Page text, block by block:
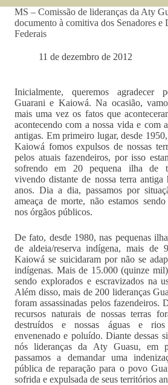
MS – Comissão de lideranças da Aty
documento à comitiva dos Senadores e
Federais
11 de dezembro de 2012
Inicialmente, queremos agradecer
Guarani e Kaiowá. Na ocasião,
mais uma vez os fatos que
acontecendo com a nossa vida e com
antigas. Em primeiro lugar, desde
Kaiowá fomos expulsos de nossas
pelos atuais fazendeiros, por isso
sofrendo em 20 pequena ilha de
vivendo distante de nossa terra
anos. Dia a dia, passamos por
ameaça de morte, não estamos
nos órgãos públicos.
De fato, desde 1980, nas pequenas
de aldeia/reserva indígena, mais de
Kaiowá se suicidaram por não se
indígenas. Mais de 15.000 (quinze
sendo explorados e escravizados na
Além disso, mais de 200 lideranças
foram assassinadas pelos fazendeiros.
recursos naturais de nossas terras
destruídos e nossas águas e rios
envenenado e poluído. Diante dessas
nós lideranças da Aty Guasu, em
passamos a demandar uma
pública de reparação para o povo
sofrida e expulsada de seus territórios